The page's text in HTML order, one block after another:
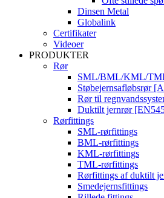
Dinsen Metal
Globalink
Certifikater
Videoer
PRODUKTER
Rør
SML/BML/KML/
Støbejernsafløbsrør
Rør til
Duktilt jernrør
Rørfittings
SML-rørfittings
BML-rørfittings
KML-rørfittings
TML-rørfittings
Rørfittings af duktilt
Smedejernsfittings